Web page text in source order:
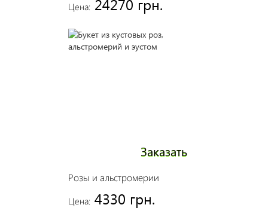
Цена: 24270 грн.
Розы и альстромерии
Цена: 4330 грн.
Заказать